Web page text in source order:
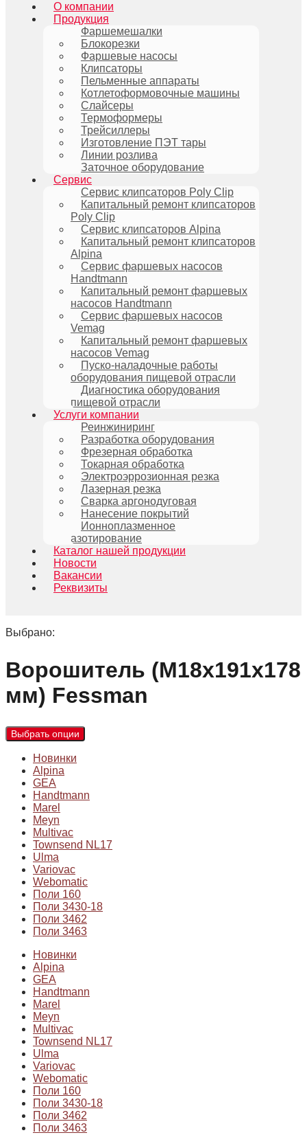
О компании
Продукция
Фаршемешалки
Блокорезки
Фаршевые насосы
Клипсаторы
Пельменные аппараты
Котлетоформовочные машины
Слайсеры
Термоформеры
Трейсиллеры
Изготовление ПЭТ тары
Линии розлива
Заточное оборудование
Сервис
Сервис клипсаторов Poly Clip
Капитальный ремонт клипсаторов
Poly Clip
Сервис клипсаторов Alpina
Капитальный ремонт клипсаторов
Alpina
Сервис фаршевых насосов
Handtmann
Капитальный ремонт фаршевых
насосов Handtmann
Сервис фаршевых насосов
Vemag
Капитальный ремонт фаршевых
насосов Vemag
Пуско-наладочные работы
оборудования пищевой отрасли
Диагностика оборудования
пищевой отрасли
Услуги компании
Реинжиниринг
Разработка оборудования
Фрезерная обработка
Токарная обработка
Электроэррозионная резка
Лазерная резка
Сварка аргонодуговая
Нанесение покрытий
Ионноплазменное
азотирование
Каталог нашей продукции
Новости
Вакансии
Реквизиты
Выбрано:
Ворошитель (М18х191х178
мм) Fessman
Выбрать опции
Новинки
Alpina
GEA
Handtmann
Marel
Meyn
Multivac
Townsend NL17
Ulma
Variovac
Webomatic
Поли 160
Поли 3430-18
Поли 3462
Поли 3463
Новинки
Alpina
GEA
Handtmann
Marel
Meyn
Multivac
Townsend NL17
Ulma
Variovac
Webomatic
Поли 160
Поли 3430-18
Поли 3462
Поли 3463